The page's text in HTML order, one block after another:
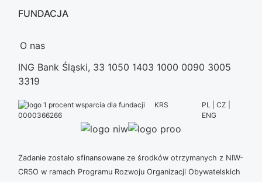
FUNDACJA
O nas
ING Bank Śląski, 33 1050 1403 1000 0090 3005
3319
KRS
0000366266
PL | CZ |
ENG
Zadanie zostało sfinansowane ze środków otrzymanych z NIW-
CRSO w ramach Programu Rozwoju Organizacji Obywatelskich